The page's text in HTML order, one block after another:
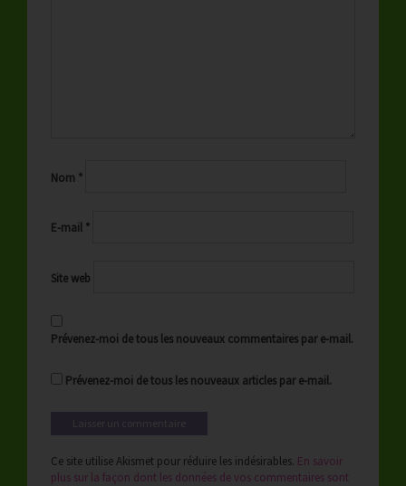
Nom *
E-mail *
Site web
Prévenez-moi de tous les nouveaux commentaires par e-mail.
Prévenez-moi de tous les nouveaux articles par e-mail.
Ce site utilise Akismet pour réduire les indésirables. En savoir
plus sur la façon dont les données de vos commentaires sont